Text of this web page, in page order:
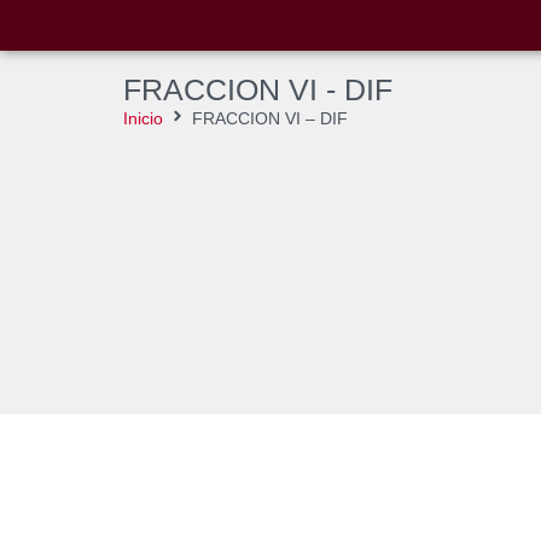
FRACCION VI - DIF
Inicio FRACCION VI – DIF